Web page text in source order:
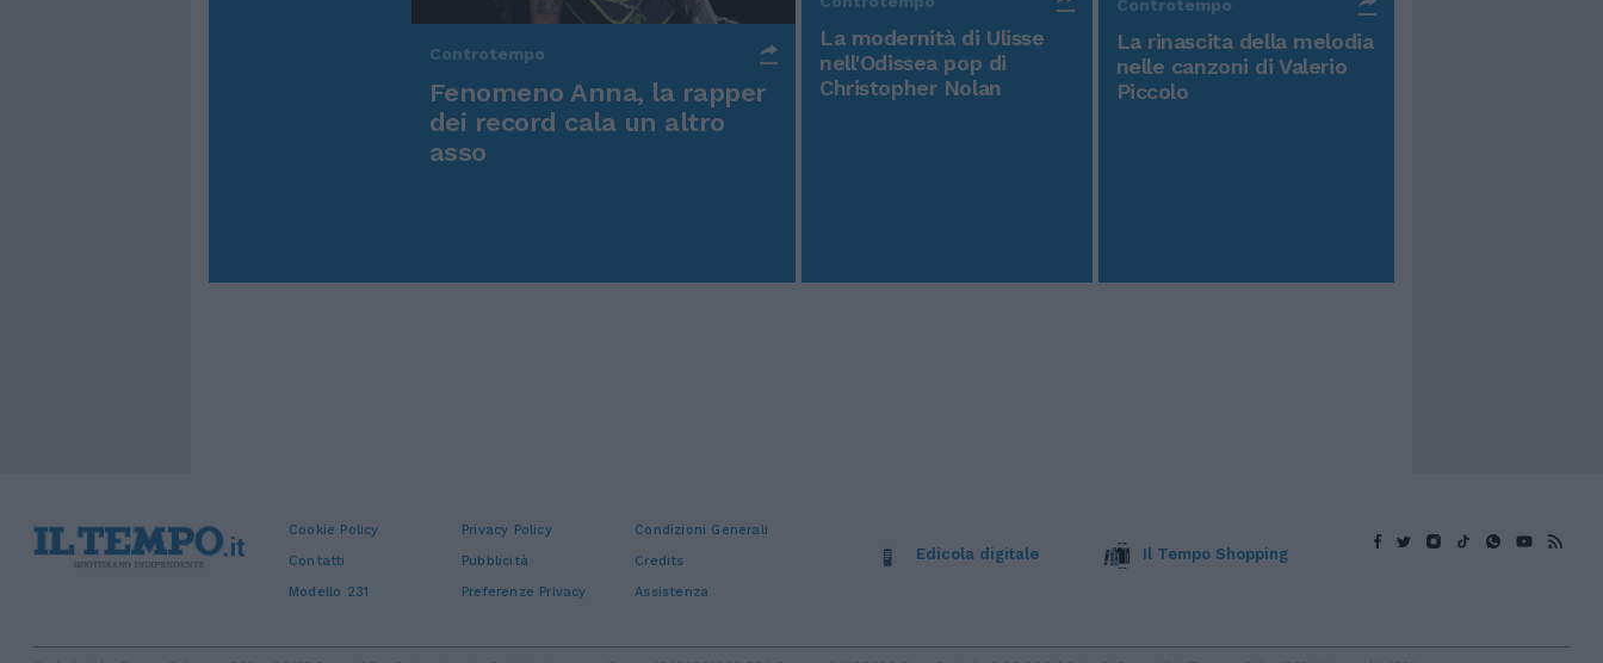
Controtempo
Fenomeno Anna, la rapper
dei record cala un altro
asso
La modernità di Ulisse
nell'Odissea pop di
Christopher Nolan
Controtempo
La rinascita della melodia
nelle canzoni di Valerio
Piccolo
Cookie Policy Privacy Policy
Condizioni Generali
Contatti
Pubblicità
Credits
Modello 231
Preferenze Privacy Assistenza
Edicola digitale Il Tempo Shopping